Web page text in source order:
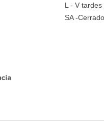
L - V
SA -